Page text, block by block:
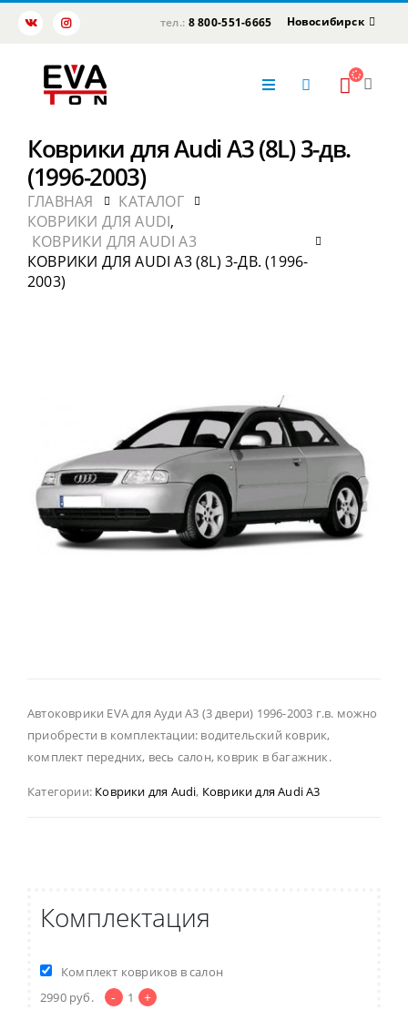
тел.: 8 800-551-6665 Новосибирск
Коврики для Audi A3 (8L) 3-дв.
(1996-2003)
ГЛАВНАЯ
КАТАЛОГ
КОВРИКИ ДЛЯ AUDI,
КОВРИКИ ДЛЯ AUDI A3
КОВРИКИ ДЛЯ AUDI A3 (8L) 3-ДВ. (1996-
2003)
Автоковрики EVA для Ауди А3 (3 двери) 1996-2003 г.в. можно
приобрести в комплектации: водительский коврик,
комплект передних, весь салон, коврик в багажник.
Категории: Коврики для Audi, Коврики для Audi A3
Комплектация
Комплект ковриков в салон
2990 руб. - 1 +